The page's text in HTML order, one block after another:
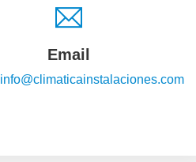
Email
info@climaticainstalaciones.com